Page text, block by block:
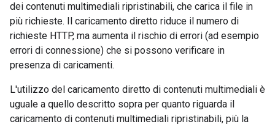
dei contenuti multimediali ripristinabili, che carica il file in
più richieste. Il caricamento diretto riduce il numero di
richieste HTTP, ma aumenta il rischio di errori (ad esempio
errori di connessione) che si possono verificare in
presenza di caricamenti.
L'utilizzo del caricamento diretto di contenuti multimediali è
uguale a quello descritto sopra per quanto riguarda il
caricamento di contenuti multimediali ripristinabili, più la